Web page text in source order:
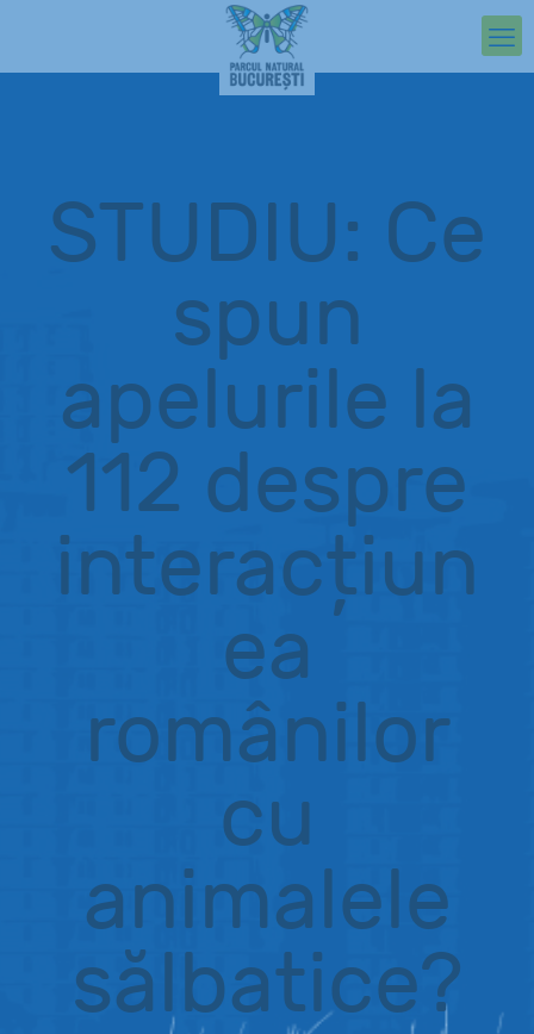
STUDIU: Ce
spun
apelurile la
112 despre
interacțiun
ea
românilor
cu
animalele
sălbatice?